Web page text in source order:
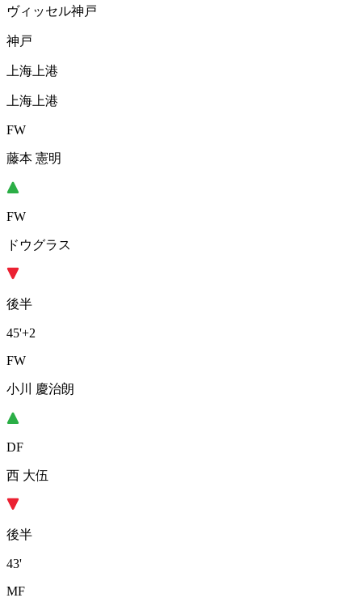
ヴィッセル神戸
神戸
上海上港
上海上港
FW
藤本 憲明
FW
ドウグラス
後半
45'+2
FW
小川 慶治朗
DF
西 大伍
後半
43'
MF